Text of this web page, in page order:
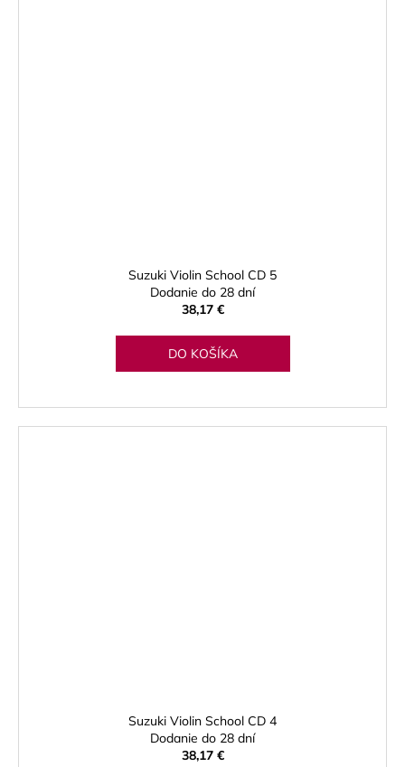
Suzuki Violin School CD 5
Dodanie do 28 dní
38,17 €
DO KOŠÍKA
Suzuki Violin School CD 4
Dodanie do 28 dní
38,17 €